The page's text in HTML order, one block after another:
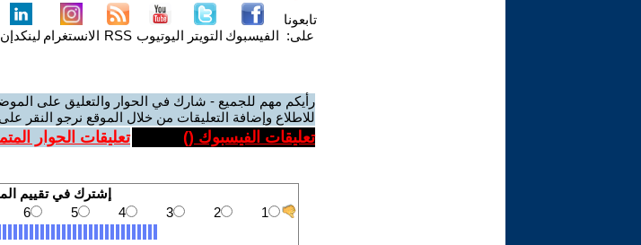
تابعونا
على: الفيسبوك التويتر اليوتيوب RSS الانستغرام لينكدإن
رأيكم مهم للجميع - شارك في الحوار والتعليق على
للاطلاع وإضافة التعليقات من خلال الموقع نرجو النقر
تعليقات الفيسبوك () تعليقات الحوار